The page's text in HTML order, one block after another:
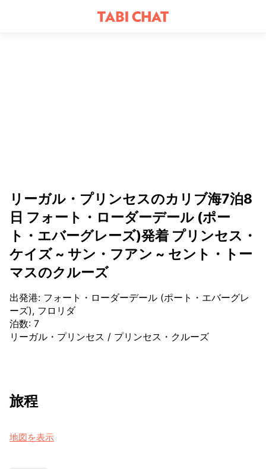
リーガル・プリンセスのカリブ海7泊8
日 フォート・ローダーデール (ポー
ト・エバーグレーズ)発着 プリンセス・
ケイズ ~ サン・フアン ~ セント・トー
マスのクルーズ
出発港: フォート・ローダーデール (ポート・エバーグレ
ーズ), フロリダ
泊数: 7
リーガル・プリンセス / プリンセス・クルーズ
旅程
地図を表示